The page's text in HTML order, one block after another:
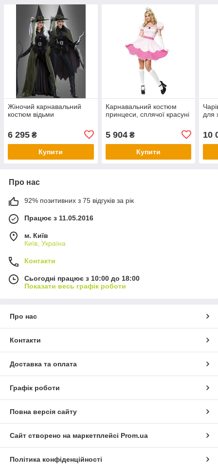
Жіночий карнавальний
костюм відьми
6 295 ₴
Купити
Карнавальний костюм
принцеси, сплячої красуні
5 904₴
Купити
для
10
Про нас
92% позитивних з 75 відгуків за рік
Працює з 11.05.2016
м. Київ
Київ, Україна
Контакти
Сьогодні працює з 10:00 до 18:00
Показати весь графік роботи
Про нас
Контакти
Доставка та оплата
Графік роботи
Повна версія сайту
Сайт створено на маркетплейсі Prom.ua
Політика конфіденційності